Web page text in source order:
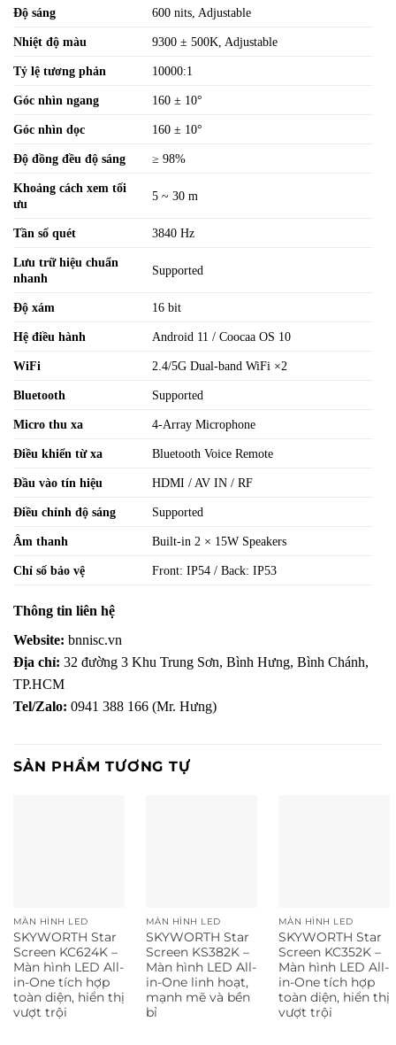
Độ sáng 600 nits, Adjustable
Nhiệt độ màu 9300 ± 500K, Adjustable
Tỷ lệ tương phản 10000:1
Góc nhìn ngang 160 ± 10°
Góc nhìn dọc 160 ± 10°
Độ đồng đều độ sáng ≥ 98%
Khoảng cách xem tối
ưu
5 ~ 30 m
Tần số quét 3840 Hz
Lưu trữ hiệu chuẩn
nhanh
Supported
Độ xám 16 bit
Hệ điều hành Android 11 / Coocaa OS 10
WiFi 2.4/5G Dual-band WiFi ×2
Bluetooth Supported
Micro thu xa 4-Array Microphone
Điều khiển từ xa Bluetooth Voice Remote
Đầu vào tín hiệu HDMI / AV IN / RF
Điều chỉnh độ sáng Supported
Âm thanh Built-in 2 × 15W Speakers
Chỉ số bảo vệ Front: IP54 / Back: IP53
Thông tin liên hệ
Website: bnnisc.vn
Địa chỉ: 32 đường 3 Khu Trung Sơn, Bình Hưng, Bình Chánh,
TP.HCM
Tel/Zalo: 0941 388 166 (Mr. Hưng)
SẢN PHẨM TƯƠNG TỰ
MÀN HÌNH LED
SKYWORTH Star
Screen KC624K –
Màn hình LED All-
in-One tích hợp
toàn diện, hiển thị
vượt trội
MÀN HÌNH LED
SKYWORTH Star
Screen KS382K –
Màn hình LED All-
in-One linh hoạt,
mạnh mẽ và bền
bỉ
MÀN HÌNH LED
SKYWORTH Star
Screen KC352K –
Màn hình LED All-
in-One tích hợp
toàn diện, hiển thị
vượt trội